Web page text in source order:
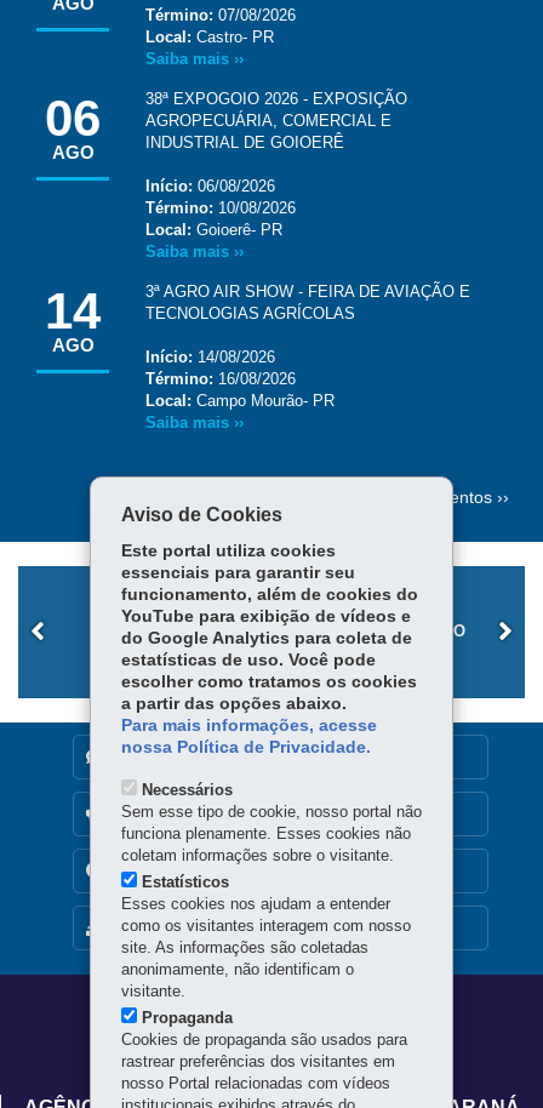
Término: 07/08/2026
Local: Castro- PR
Saiba mais ››
06
AGO
38ª EXPOGOIO 2026 - EXPOSIÇÃO
AGROPECUÁRIA, COMERCIAL E
INDUSTRIAL DE GOIOERÊ
Início: 06/08/2026
Término: 10/08/2026
Local: Goioerê- PR
Saiba mais ››
14
AGO
3ª AGRO AIR SHOW - FEIRA DE AVIAÇÃO E
TECNOLOGIAS AGRÍCOLAS
Início: 14/08/2026
Término: 16/08/2026
Local: Campo Mourão- PR
Saiba mais ››
Mais eventos ››
PROSOLO DADOS SIAGRO
MAPA DO SITE
DENUNCIE CORRUPÇÃO
OUVIDORIA
TRANSPARÊNCIA INSTITUCIONAL
Navegação
principal
Aviso de Cookies
Este portal utiliza cookies
essenciais para garantir seu
funcionamento, além de cookies do
YouTube para exibição de vídeos e
do Google Analytics para coleta de
estatísticas de uso. Você pode
escolher como tratamos os cookies
a partir das opções abaixo.
Para mais informações, acesse
nossa Política de Privacidade.
Necessários
Sem esse tipo de cookie, nosso portal não
funciona plenamente. Esses cookies não
coletam informações sobre o visitante.
Estatísticos
Esses cookies nos ajudam a entender
como os visitantes interagem com nosso
site. As informações são coletadas
anonimamente, não identificam o
visitante.
Propaganda
Cookies de propaganda são usados para
rastrear preferências dos visitantes em
nosso Portal relacionadas com vídeos